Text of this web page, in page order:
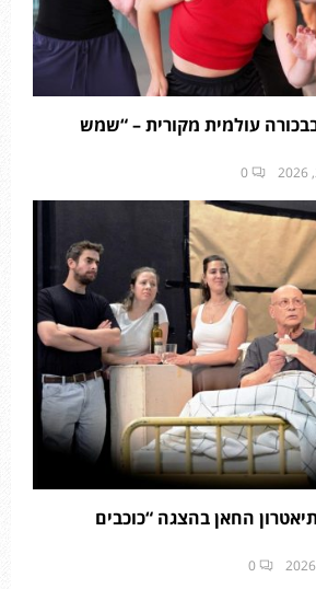
עולמית מקורית – “שמש
0
החאן בהצגה “כוכבים
0